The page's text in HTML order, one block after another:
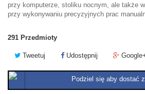
przy komputerze, stoliku nocnym, ale także
przy wykonywaniu precyzyjnych prac
291 Przedmioty
Tweetuj Udostępnij
Podziel się aby dostać